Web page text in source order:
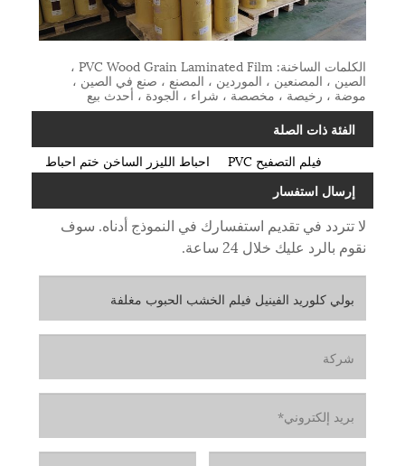
الكلمات الساخنة: PVC Wood Grain Laminated Film ،
الصين ، المصنعين ، الموردين ، المصنع ، صنع في الصين ،
موضة ، رخيصة ، مخصصة ، شراء ، الجودة ، أحدث بيع
الفئة ذات الصلة
احباط الليزر الساخن ختم احباط
فيلم التصفيح PVC
إرسال استفسار
لا تتردد في تقديم استفسارك في النموذج أدناه. سوف
نقوم بالرد عليك خلال 24 ساعة.